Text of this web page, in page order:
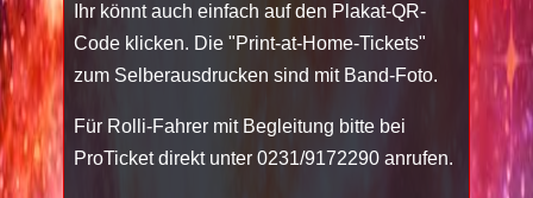
Ihr könnt auch einfach auf den Plakat-QR-
Code klicken. Die "Print-at-Home-Tickets"
zum Selberausdrucken sind mit Band-Foto.
Für Rolli-Fahrer mit Begleitung bitte bei
ProTicket direkt unter 0231/9172290 anrufen.